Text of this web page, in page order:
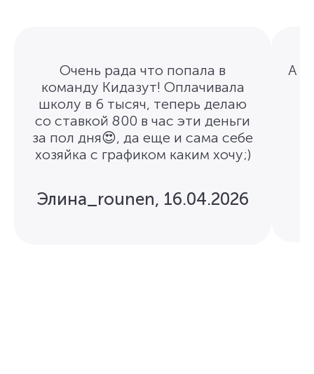
Очень рада что попала в
команду Кидазут! Оплачивала
школу в 6 тысяч, теперь делаю
со ставкой 800 в час эти деньги
за пол дня😍, да еще и сама себе
хозяйка с графиком каким хочу;)
Элина_rounen, 16.04.2026
А